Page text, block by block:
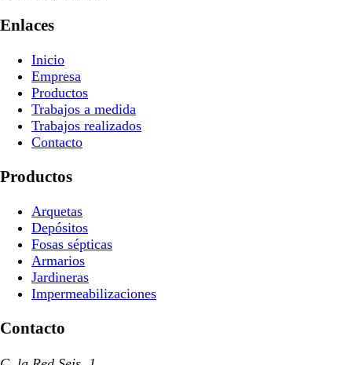
Enlaces
Inicio
Empresa
Productos
Trabajos a medida
Trabajos realizados
Contacto
Productos
Arquetas
Depósitos
Fosas sépticas
Armarios
Jardineras
Impermeabilizaciones
Contacto